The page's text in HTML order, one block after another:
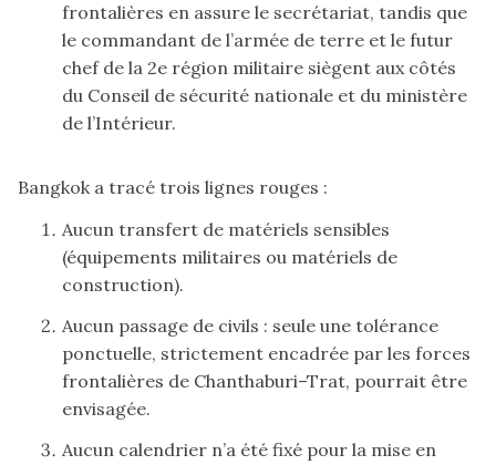
frontalières en assure le secrétariat, tandis que
le commandant de l’armée de terre et le futur
chef de la 2e région militaire siègent aux côtés
du Conseil de sécurité nationale et du ministère
de l’Intérieur.
Bangkok a tracé trois lignes rouges :
Aucun transfert de matériels sensibles
(équipements militaires ou matériels de
construction).
Aucun passage de civils : seule une tolérance
ponctuelle, strictement encadrée par les forces
frontalières de Chanthaburi–Trat, pourrait être
envisagée.
Aucun calendrier n’a été fixé pour la mise en